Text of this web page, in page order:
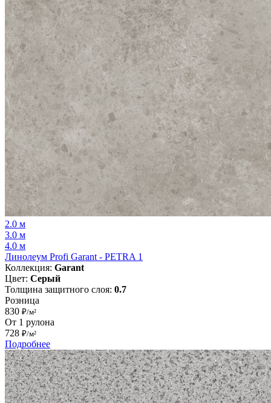
2.0 м
3.0 м
4.0 м
Линолеум Profi Garant - PETRA 1
Коллекция: Garant
Цвет: Серый
Толщина защитного слоя: 0.7
Розница
830 ₽/м²
От 1 рулона
728 ₽/м²
Подробнее